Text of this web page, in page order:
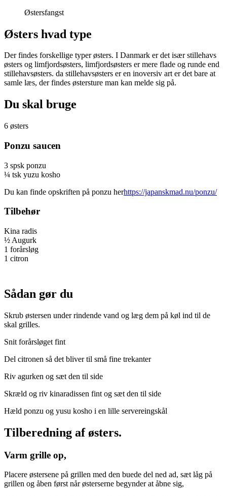
Østersfangst
Østers hvad type
Der findes forskellige typer østers. I Danmark er det især stillehavs
østers og limfjordsøsters, limfjordsøsters er mere flade og runde end
stillehavsøsters. da stillehavsøsters er en inoversiv art er det bare at
samle læs, der findes østersture man kan melde sig på.
Du skal bruge
6 østers
Ponzu saucen
3 spsk ponzu
¼ tsk yuzu kosho
Du kan finde opskriften på ponzu herhttps://japanskmad.nu/ponzu/
Tilbehør
Kina radis
½ Augurk
1 forårsløg
1 citron
Sådan gør du
Skrub østersen under rindende vand og læg dem på køl ind til de
skal grilles.
Snit forårsløget fint
Del citronen så det bliver til små fine trekanter
Riv agurken og sæt den til side
Skræld og riv kinaradissen fint og sæt den til side
Hæld ponzu og yusu kosho i en lille servereingskål
Tilberedning af østers.
Varm grille op,
Placere østersene på grillen med den buede del ned ad, sæt låg på
grillen og åben først når østerserne begynder at åbne sig,